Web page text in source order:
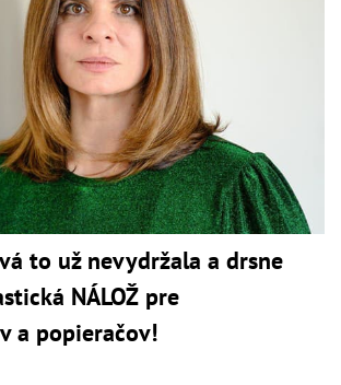
to už nevydržala a drsne
NÁLOŽ pre
a popieračov!